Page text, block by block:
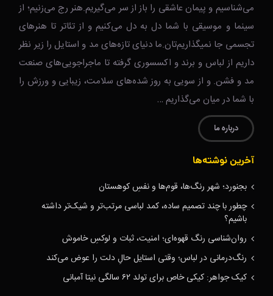
می‌شناسیم و پیمان عاشقی را باز از سر می‌گیریم.هنر رج می‌زنیم؛ از
سینما و موسیقی با شما دل به دل می‌کنیم و از تئاتر تا هنرهای
تجسمی جا نمیگذاریم‌تان.ما دنیای تازه‌های مد و استایل را زیر نظر
داریم از لباس و برند و اکسسوری گرفته تا ماجراجویی‌های صنعت
مد و فشن. و از سویی به روز شده‌های سلامت، زیبایی و ورزش را
با شما در میان می‌گذاریم …
درباره ما
آخرین نوشته‌ها
بجنورد؛ شهر رنگ‌ها، قوم‌ها و نفسِ کوهستان
چطور با چند تصمیم ساده، کمد لباسی مرتب‌تر و شیک‌تر داشته
باشیم؟
روان‌شناسی رنگ قهوه‌ای؛ امنیت، ثبات و لوکسِ خاموش
رنگ‌درمانی در لباس؛ وقتی استایل حالِ دلت را عوض می‌کند
کیک جواهر: کیکی خاص برای تولد ۶۲ سالگی نیتا آمبانی